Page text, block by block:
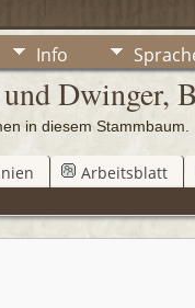
Info
Dwinger,
in diesem Stammbaum.
Arbeitsblatt